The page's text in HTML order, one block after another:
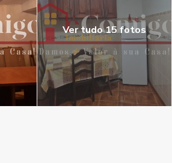
Ver tudo 15 fotos